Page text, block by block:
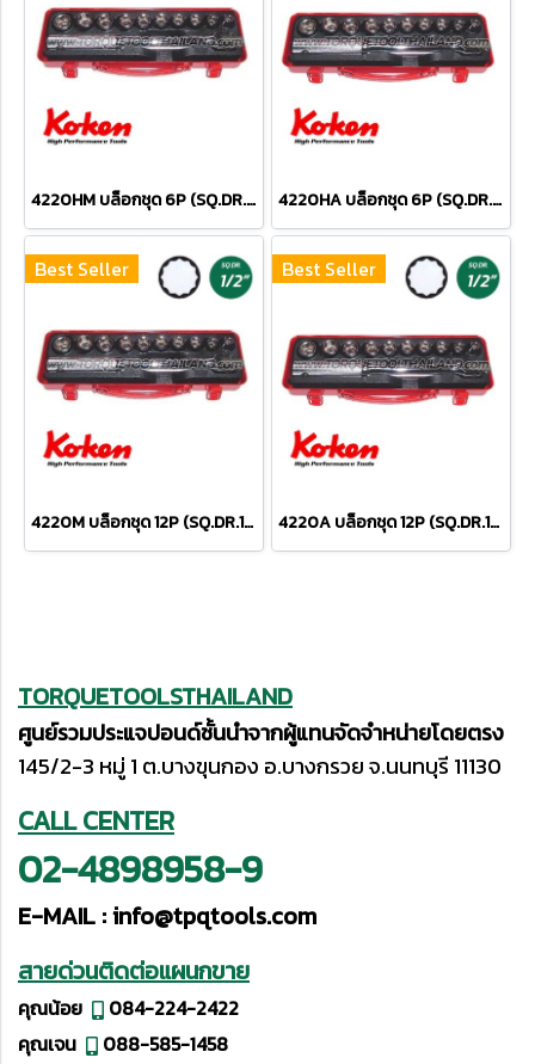
4220HM บล็อกชุด 6P (SQ.DR.1/2") Socket Set 4220HA บล็อกชุด 6P (SQ.DR.1/2") Socket Set
Best Seller
4220M บล็อกชุด 12P (SQ.DR.1/2") Socket Set
Best Seller
4220A บล็อกชุด 12P (SQ.DR.1/2") Socket Set
TORQUETOOLSTHAILAND
ศูนย์รวมประแจปอนด์ชั้นนำจากผู้แทนจัดจำหน่ายโดยตรง
145/2-3 หมู่ 1 ต.บางขุนกอง อ.บางกรวย จ.นนทบุรี 11130
CALL CENTER
02-4898958-9
E-MAIL :info@tpqtools.com
สายด่วนติดต่อแผนกขาย
คุณน้อย
084-224-2422
คุณเจน
088-585-1458